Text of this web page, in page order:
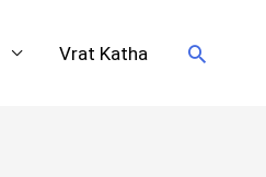
Vrat Katha Search